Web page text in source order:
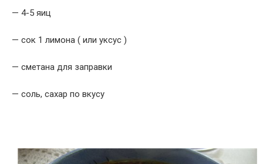
— 4-5 яиц
— сок 1 лимона ( или уксус )
— сметана для заправки
— соль, сахар по вкусу